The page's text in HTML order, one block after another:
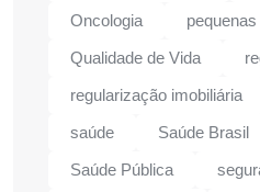
Oncologia
Qualidade de Vida
regularização imobiliária
saúde
Saúde Brasil
Saúde Pública